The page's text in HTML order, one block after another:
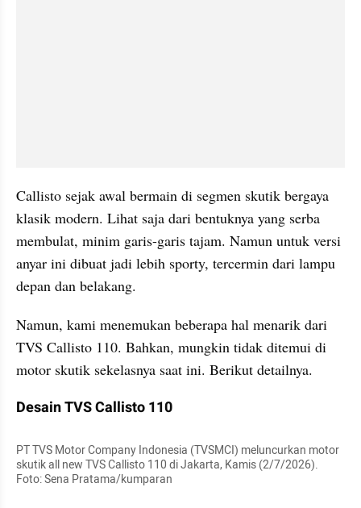
Callisto sejak awal bermain di segmen skutik bergaya
klasik modern. Lihat saja dari bentuknya yang serba
membulat, minim garis-garis tajam. Namun untuk versi
anyar ini dibuat jadi lebih sporty, tercermin dari lampu
depan dan belakang.
Namun, kami menemukan beberapa hal menarik dari
TVS Callisto 110. Bahkan, mungkin tidak ditemui di
motor skutik sekelasnya saat ini. Berikut detailnya.
Desain TVS Callisto 110
PT TVS Motor Company Indonesia (TVSMCI) meluncurkan motor
skutik all new TVS Callisto 110 di Jakarta, Kamis (2/7/2026).
Foto: Sena Pratama/kumparan